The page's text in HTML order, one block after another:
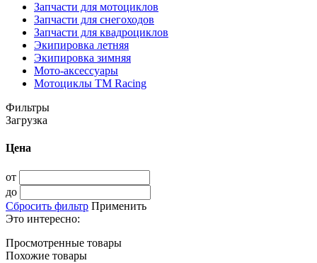
Запчасти для мотоциклов
Запчасти для снегоходов
Запчасти для квадроциклов
Экипировка летняя
Экипировка зимняя
Мото-аксессуары
Мотоциклы TM Racing
Фильтры
Загрузка
Цена
от
до
Сбросить фильтр Применить
Это интересно:
Просмотренные товары
Похожие товары